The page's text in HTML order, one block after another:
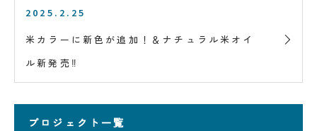
2025.2.25
米カラーに新色が追加！＆ナチュラル米オイ
ル新発売‼
プロジェクト一覧